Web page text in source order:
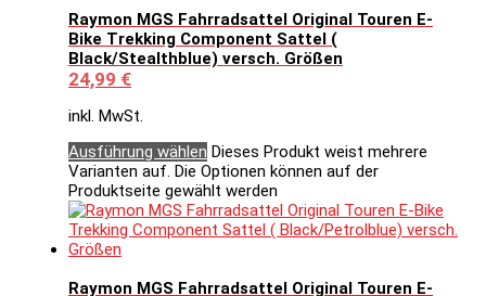
Raymon MGS Fahrradsattel Original Touren E-
Bike Trekking Component Sattel (
Black/Stealthblue) versch. Größen
24,99 €
inkl. MwSt.
Ausführung wählen Dieses Produkt weist mehrere
Varianten auf. Die Optionen können auf der
Produktseite gewählt werden
Raymon MGS Fahrradsattel Original Touren E-